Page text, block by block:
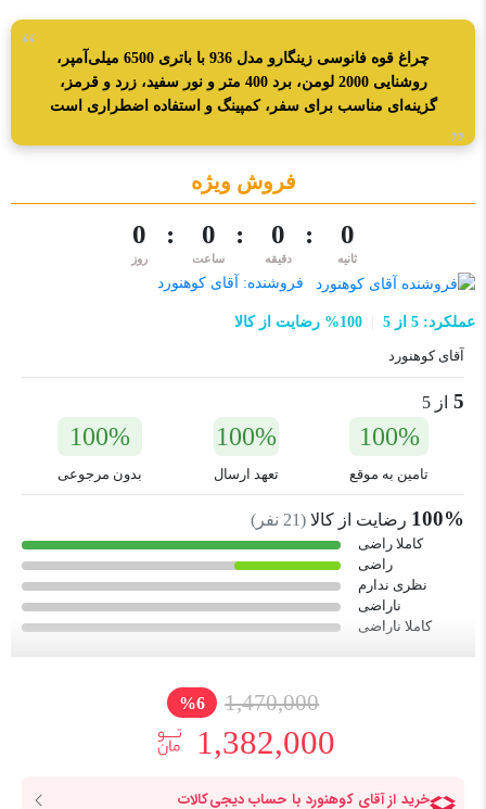
چراغ قوه فانوسی زینگارو مدل 936 با باتری 6500 میلی‌آمپر،
روشنایی 2000 لومن، برد 400 متر و نور سفید، زرد و قرمز،
گزینه‌ای مناسب برای سفر، کمپینگ و استفاده اضطراری است
فروش ویژه
0 : 0 : 0 : 0
فروشنده: آقای کوهنورد
عملکرد: 5 از 5 100% رضایت از کالا
آقای کوهنورد
5 از 5
100%
تامین به موقع
100%
تعهد ارسال
100%
بدون مرجوعی
100% رضایت از کالا (
21 نفر)
کاملا راضی
راضی
نظری ندارم
ناراضی
کاملا ناراضی
1,470,000
%6
1,382,000